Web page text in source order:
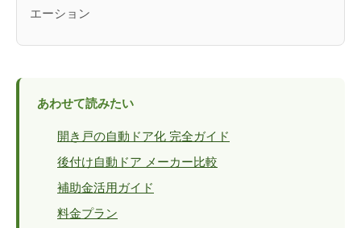
エーション
あわせて読みたい
開き戸の自動ドア化 完全ガイド
後付け自動ドア メーカー比較
補助金活用ガイド
料金プラン